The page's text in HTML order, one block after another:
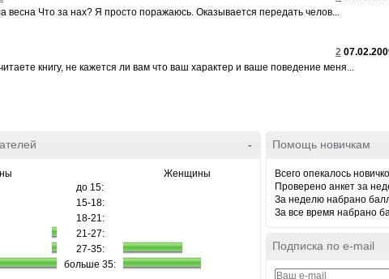
весна Что за нах? Я просто поражаюсь. Оказывается передать челов...
2
книгу, не кажется ли вам что ваш характер и ваше поведение меня...
-
Женщины
до 15:
15-18:
18-21:
21-27:
27-35:
больше 35:
Помощь новичкам
Всего опекалось
Проверено анкет за
За неделю набрано
За все время набрано
Подписка по e-mail